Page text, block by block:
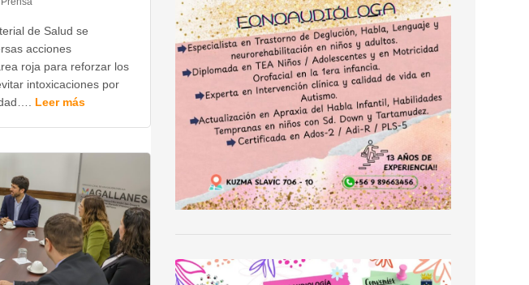
de Salud se
acciones
roja para reforzar los
intoxicaciones por
Leer más